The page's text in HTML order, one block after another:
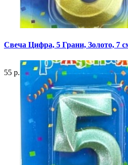
Свеча Цифра, 5 Грани, Золото, 7
55 р.